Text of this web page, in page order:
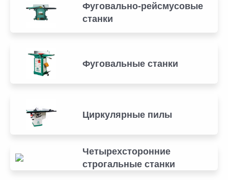
Фуговально-рейсмусовые
станки
Фуговальные станки
Циркулярные пилы
Четырехсторонние
строгальные станки